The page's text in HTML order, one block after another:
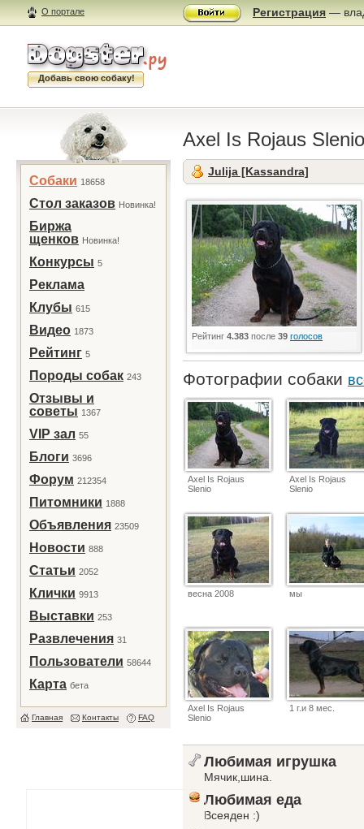
О портале Регистрация —
Добавь свою собаку!
Собаки 18658
Стол заказов Новинка!
Биржа
щенков Новинка!
Конкурсы 5
Реклама
Клубы 615
Видео 1873
Рейтинг 5
Породы собак 243
Отзывы и
советы 1367
VIP зал 55
Блоги 3696
Форум 212354
Питомники 1888
Объявления 23509
Новости 888
Статьи 2052
Клички 9913
Выставки 253
Развлечения 31
Пользователи 58644
Карта бета
Главная Контакты FAQ
Axel Is Rojaus
Julija [Kassandra]
Рейтинг 4.383 после 39 голосов
Фотографии собаки
Axel Is Rojaus
Slenio
Axel Is Rojaus
Slenio
весна 2008 мы
Axel Is Rojaus
Slenio
1 г.и 8 мес.
Любимая игрушка
Мячик,шина.
Любимая еда
Всеяден :)